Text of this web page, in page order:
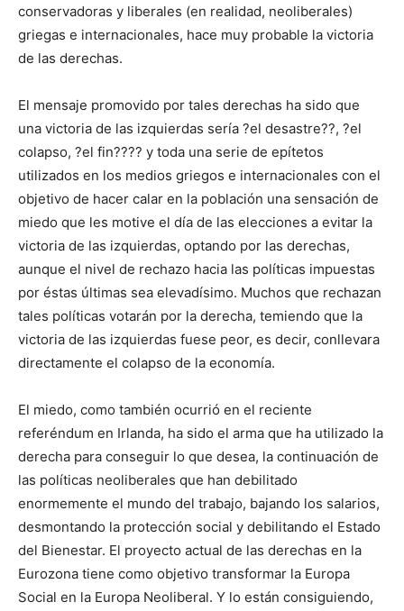
conservadoras y liberales (en realidad, neoliberales)
griegas e internacionales, hace muy probable la victoria
de las derechas.
El mensaje promovido por tales derechas ha sido que
una victoria de las izquierdas sería ?el desastre??, ?el
colapso, ?el fin???? y toda una serie de epítetos
utilizados en los medios griegos e internacionales con el
objetivo de hacer calar en la población una sensación de
miedo que les motive el día de las elecciones a evitar la
victoria de las izquierdas, optando por las derechas,
aunque el nivel de rechazo hacia las políticas impuestas
por éstas últimas sea elevadísimo. Muchos que rechazan
tales políticas votarán por la derecha, temiendo que la
victoria de las izquierdas fuese peor, es decir, conllevara
directamente el colapso de la economía.
El miedo, como también ocurrió en el reciente
referéndum en Irlanda, ha sido el arma que ha utilizado la
derecha para conseguir lo que desea, la continuación de
las políticas neoliberales que han debilitado
enormemente el mundo del trabajo, bajando los salarios,
desmontando la protección social y debilitando el Estado
del Bienestar. El proyecto actual de las derechas en la
Eurozona tiene como objetivo transformar la Europa
Social en la Europa Neoliberal. Y lo están consiguiendo,